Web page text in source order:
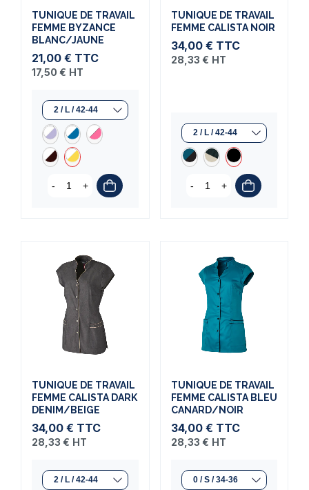
TUNIQUE DE TRAVAIL
FEMME BYZANCE
BLANC/JAUNE
21,00 € TTC
17,50 € HT
- +
TUNIQUE DE TRAVAIL
FEMME CALISTA NOIR
34,00 € TTC
28,33 € HT
- +
TUNIQUE DE TRAVAIL
FEMME CALISTA DARK
DENIM/BEIGE
34,00 € TTC
28,33 € HT
TUNIQUE DE TRAVAIL
FEMME CALISTA BLEU
CANARD/NOIR
34,00 € TTC
28,33 € HT